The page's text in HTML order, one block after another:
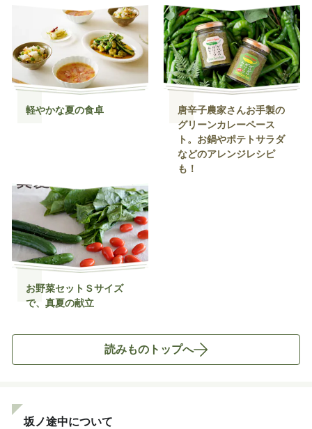
軽やかな夏の食卓
唐辛子農家さんお手製の
グリーンカレーペース
ト。お鍋やポテトサラダ
などのアレンジレシピ
も！
お野菜セットＳサイズ
で、真夏の献立
読みものトップへ
坂ノ途中について